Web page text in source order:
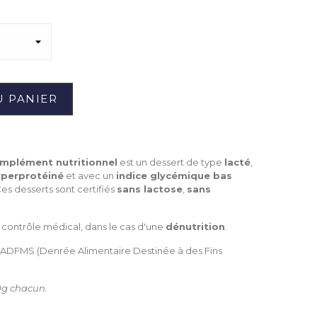
PANIER
nutritionnel est un dessert de type lacté,
et avec un indice glycémique bas
desserts sont certifiés sans lactose, sans
médical, dans le cas d'une dénutrition
(Denrée Alimentaire Destinée à des Fins
chacun.